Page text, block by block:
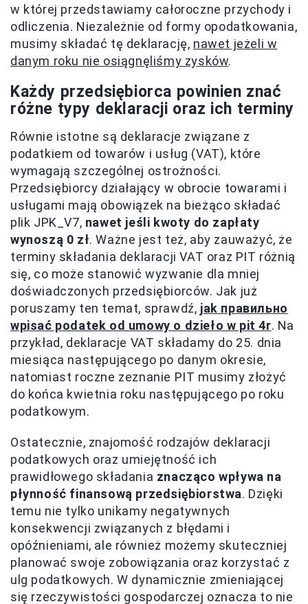
w której przedstawiamy całoroczne przychody i
odliczenia. Niezależnie od formy opodatkowania,
musimy składać tę deklarację, nawet jeżeli w
danym roku nie osiągnęliśmy zysków.
Każdy przedsiębiorca powinien znać
różne typy deklaracji oraz ich terminy
Równie istotne są deklaracje związane z
podatkiem od towarów i usług (VAT), które
wymagają szczególnej ostrożności.
Przedsiębiorcy działający w obrocie towarami i
usługami mają obowiązek na bieżąco składać
plik JPK_V7, nawet jeśli kwoty do zapłaty
wynoszą 0 zł. Ważne jest też, aby zauważyć, że
terminy składania deklaracji VAT oraz PIT różnią
się, co może stanowić wyzwanie dla mniej
doświadczonych przedsiębiorców. Jak już
poruszamy ten temat, sprawdź, jak правильно
wpisać podatek od umowy o dzieło w pit 4r. Na
przykład, deklaracje VAT składamy do 25. dnia
miesiąca następującego po danym okresie,
natomiast roczne zeznanie PIT musimy złożyć
do końca kwietnia roku następującego po roku
podatkowym.
Ostatecznie, znajomość rodzajów deklaracji
podatkowych oraz umiejętność ich
prawidłowego składania znacząco wpływa na
płynność finansową przedsiębiorstwa. Dzięki
temu nie tylko unikamy negatywnych
konsekwencji związanych z błędami i
opóźnieniami, ale również możemy skuteczniej
planować swoje zobowiązania oraz korzystać z
ulg podatkowych. W dynamicznie zmieniającej
się rzeczywistości gospodarczej oznacza to nie